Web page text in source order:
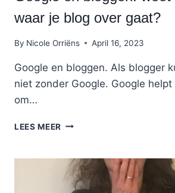
waar je blog over gaat?
By Nicole Orriëns April 16, 2023
Google en bloggen. Als blogger
niet zonder Google. Google
om…
LEES MEER GOOGLE
WEET
GOOGLE
WAAR